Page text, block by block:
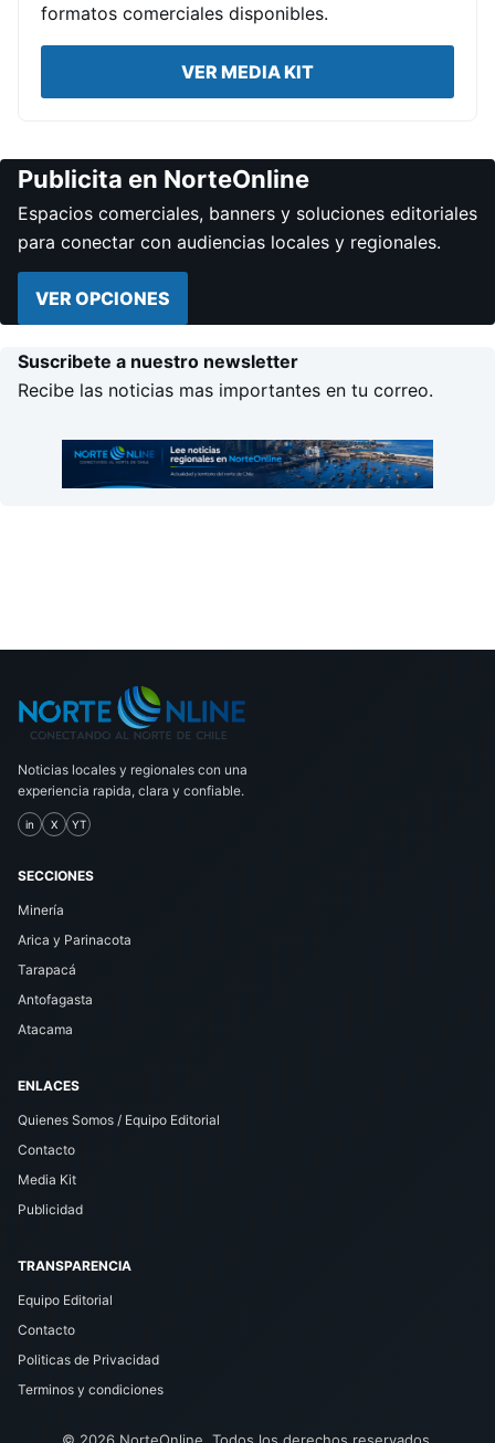
formatos comerciales disponibles.
VER MEDIA KIT
Publicita en NorteOnline
Espacios comerciales, banners y soluciones editoriales
para conectar con audiencias locales y regionales.
VER OPCIONES
Suscribete a nuestro newsletter
Recibe las noticias mas importantes en tu correo.
Noticias locales y regionales con una
experiencia rapida, clara y confiable.
in X YT
SECCIONES
Minería
Arica y Parinacota
Tarapacá
Antofagasta
Atacama
ENLACES
Quienes Somos / Equipo Editorial
Contacto
Media Kit
Publicidad
TRANSPARENCIA
Equipo Editorial
Contacto
Politicas de Privacidad
Terminos y condiciones